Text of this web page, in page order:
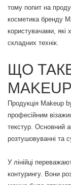
тому попит на
косметика бренду
користувачами, які
складних технік.
ЩО
Продукція Makeup
професійним
текстур. Основний
розтушовуванні та
У лінійці
контурингу. Вони